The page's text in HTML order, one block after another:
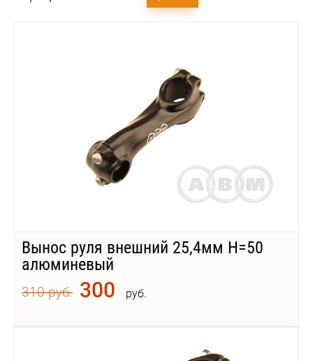
Вынос руля внешний 25,4мм Н=50
алюминевый
310 руб. 300 руб.